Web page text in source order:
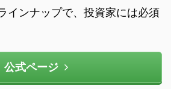
インナップで、投資家には必須
公式ページ